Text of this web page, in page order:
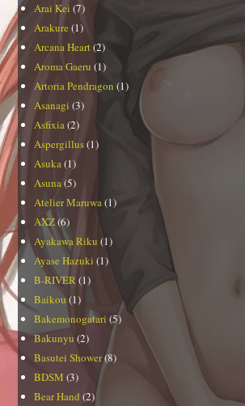
Arai Kei (7)
Arakure (1)
Arcana Heart(2)
Aroma Gaeru (1)
Artoria Pendragon (1)
Asanagi (3)
Asfixia(2)
Aspergillus(1)
Asuka(1)
Asuna(5)
Atelier Maruwa(1)
AXZ(6)
Ayakawa Riku (1)
Ayase Hazuki (1)
B-RIVER (1)
Baikou(1)
Bakemonogatari (5)
Bakunyu (2)
Basutei Shower(8)
BDSM (3)
Bear Hand (2)